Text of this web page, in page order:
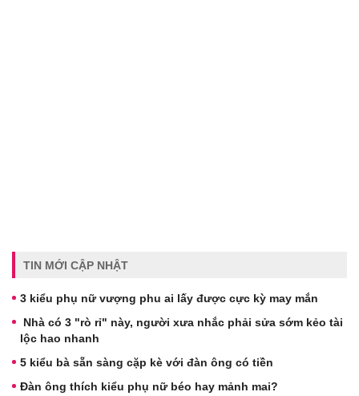
TIN MỚI CẬP NHẬT
3 kiểu phụ nữ vượng phu ai lấy được cực kỳ may mắn
Nhà có 3 "rò rỉ" này, người xưa nhắc phải sửa sớm kẻo tài
lộc hao nhanh
5 kiểu bà sẵn sàng cặp kè với đàn ông có tiền
Đàn ông thích kiểu phụ nữ béo hay mảnh mai?